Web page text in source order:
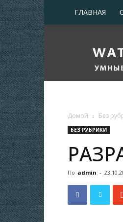
ГЛАВНАЯ
умные
и
Домой Без
БЕЗ РУБРИКИ
По admin -